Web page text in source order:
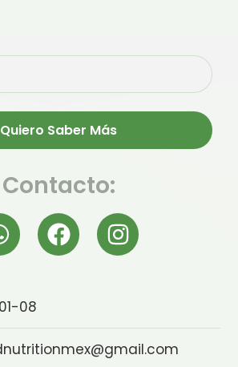
Quiero Saber Más
Contacto:
08